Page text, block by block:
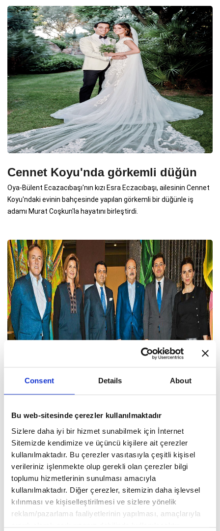
Consent Details About
Bu web-sitesinde çerezler kullanılmaktadır
Sizlere daha iyi bir hizmet sunabilmek için İnternet
Sitemizde kendimize ve üçüncü kişilere ait çerezler
kullanılmaktadır. Bu çerezler vasıtasıyla çeşitli kişisel
verileriniz işlenmekte olup gerekli olan çerezler bilgi
toplumu hizmetlerinin sunulması amacıyla
kullanılmaktadır. Diğer çerezler, sitemizin daha işlevsel
kılınması ve kişiselleştirilmesi ve sizlere yönelik
reklam/pazarlama faaliyetlerinin yapılması, amaçlarıyla
sınırlı olarak açık rızanız dahilinde kullanılacaktır.
Cennet Koyu'nda görkemli düğün
Oya-Bülent Ecazacıbaşı'nın kızı Esra Eczacıbaşı, ailesinin Cennet
Koyu'ndaki evinin bahçesinde yapılan görkemli bir düğünle iş
adamı Murat Coşkun'la hayatını birleştirdi.
İstanbul Modern'deki 2016'nın ilk ana sergisi geçen hafta açıldı.
Serginin açılışı sanat tutkunu elitleri bir araya getirdi.